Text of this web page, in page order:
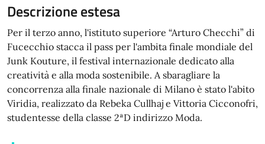
Descrizione estesa
Per il terzo anno, l'istituto superiore “Arturo Checchi” di
Fucecchio stacca il pass per l'ambita finale mondiale del
Junk Kouture, il festival internazionale dedicato alla
creatività e alla moda sostenibile. A sbaragliare la
concorrenza alla finale nazionale di Milano è stato l'abito
Viridia, realizzato da Rebeka Cullhaj e Vittoria Cicconofri,
studentesse della classe 2ªD indirizzo Moda.